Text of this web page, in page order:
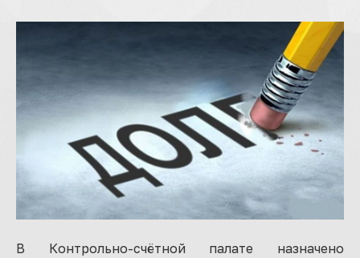
В Контрольно-счётной палате назначено